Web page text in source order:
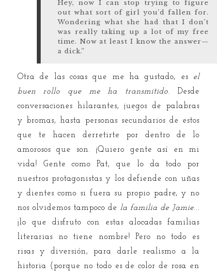
Hey, now I can stop trying to figure
out what sort of girl you’d fallen for.
Wondering what she had that I don’t
was really taking up a lot of my free
time. Now at least I know the answer—
a dick.”
Otra de las cosas que me ha gustado, es el
buen rollo que me ha transmitido. Desde
conversaciones hilarantes, juegos de palabras
y bromas, hasta personas secundarios de estos
que te hacen derretirte por dentro de lo
amorosos que son. ¡Quiero gente así en mi
vida! Gente como Pat, que lo da todo por
nuestros protagonistas y los defiende con uñas
y dientes como si fuera su propio padre, y no
nos olvidemos tampoco de la familia de Jamie...
¡lo que disfruto con estas alocadas familias
literarias no tiene nombre! Pero no todo es
risas y diversión, para darle realismo a la
historia (porque no todo es de color de rosa en